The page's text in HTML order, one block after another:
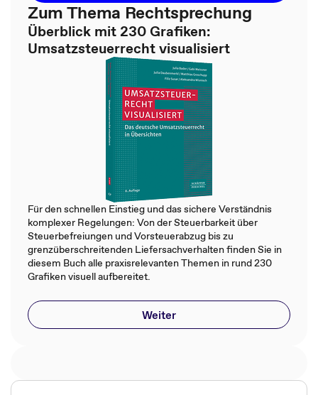
Zum Thema Rechtsprechung
Überblick mit 230 Grafiken:
Umsatzsteuerrecht visualisiert
Für den schnellen Einstieg und das sichere Verständnis
komplexer Regelungen: Von der Steuerbarkeit über
Steuerbefreiungen und Vorsteuerabzug bis zu
grenzüberschreitenden Liefersachverhalten finden Sie in
diesem Buch alle praxisrelevanten Themen in rund 230
Grafiken visuell aufbereitet.
Weiter